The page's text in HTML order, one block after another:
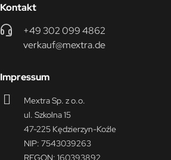
Kontakt
+49 302 099 4862
verkauf@mextra.de
Impressum
Mextra Sp. z o.o.
ul. Szkolna 15
47-225 Kędzierzyn-Koźle
NIP: 7543039263
REGON: 160393892